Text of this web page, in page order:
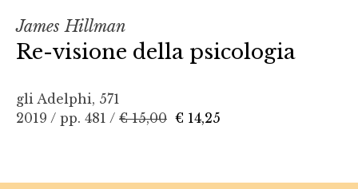
James Hillman
Re-visione della psicologia
gli Adelphi, 571
2019 / pp. 481 / € 15,00 € 14,25